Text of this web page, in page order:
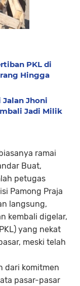
PKL di
Hingga
Jalan Jhoni
Jadi Milik
ramai
Buat,
petugas
Pamong Praja
langsung,
kembali digelar,
yang nekat
meski telah
dari komitmen
pasar-pasar